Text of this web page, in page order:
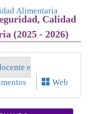
Alimentaria
Calidad
(2025 - 2026)
e
Web